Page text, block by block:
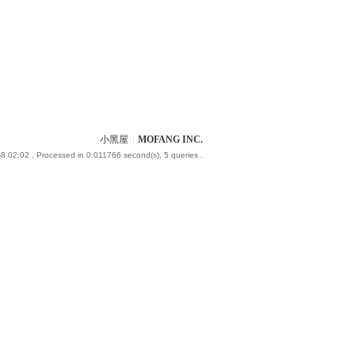
小黑屋 MOFANG INC.
02:02 , Processed in 0.011766 second(s), 5 queries .